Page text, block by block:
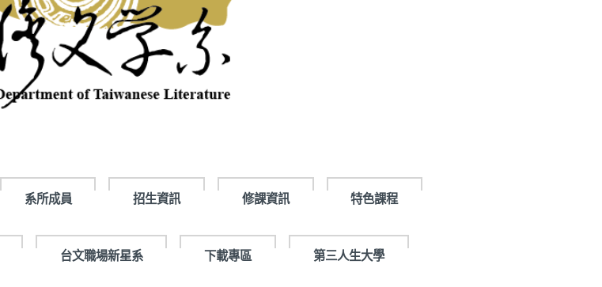
系所成員 招生資訊 修課資訊 特色課程
台文職場新星系 下載專區 第三人生大學